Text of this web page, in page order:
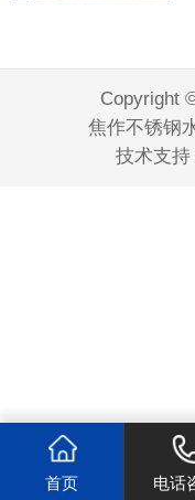
Copyright
焦作不锈钢
技术支持
首页 电话